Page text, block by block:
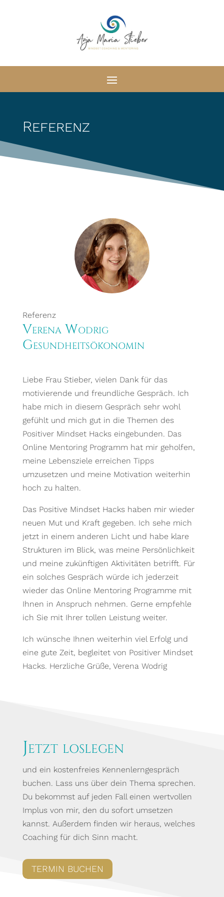
Referenz
Referenz
Verena Wodrig
Gesundheitsökonomin
Liebe Frau Stieber, vielen Dank für das
motivierende und freundliche Gespräch. Ich
habe mich in diesem Gespräch sehr wohl
gefühlt und mich gut in die Themen des
Positiver Mindset Hacks eingebunden. Das
Online Mentoring Programm hat mir geholfen,
meine Lebensziele erreichen Tipps
umzusetzen und meine Motivation weiterhin
hoch zu halten.
Das Positive Mindset Hacks haben mir wieder
neuen Mut und Kraft gegeben. Ich sehe mich
jetzt in einem anderen Licht und habe klare
Strukturen im Blick, was meine Persönlichkeit
und meine zukünftigen Aktivitäten betrifft. Für
ein solches Gespräch würde ich jederzeit
wieder das Online Mentoring Programme mit
Ihnen in Anspruch nehmen. Gerne empfehle
ich Sie mit Ihrer tollen Leistung weiter.
Ich wünsche Ihnen weiterhin viel Erfolg und
eine gute Zeit, begleitet von Positiver Mindset
Hacks. Herzliche Grüße, Verena Wodrig
Jetzt loslegen
und ein kostenfreies Kennenlerngespräch
buchen. Lass uns über dein Thema sprechen.
Du bekommst auf jeden Fall einen wertvollen
Implus von mir, den du sofort umsetzen
kannst. Außerdem finden wir heraus, welches
Coaching für dich Sinn macht.
TERMIN BUCHEN